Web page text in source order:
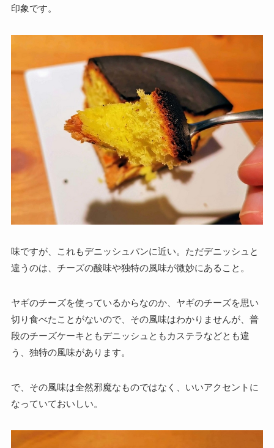
印象です。
味ですが、これもデニッシュパンに近い。ただデニッシュと
違うのは、チーズの酸味や独特の風味が微妙にあること。
ヤギのチーズを使っているからなのか、ヤギのチーズを思い
切り食べたことがないので、その風味はわかりませんが、普
段のチーズケーキともデニッシュともカステラなどとも違
う、 独特の風味があります。
で、その風味は全然邪魔なものではなく、いいアクセントに
なっていておいしい。